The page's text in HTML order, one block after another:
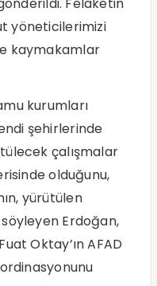
Felaketin
yöneticilerimizi
kaymakamlar
kurumları
şehirlerinde
çalışmalar
olduğunu,
yürütülen
Erdoğan,
Oktay’ın AFAD